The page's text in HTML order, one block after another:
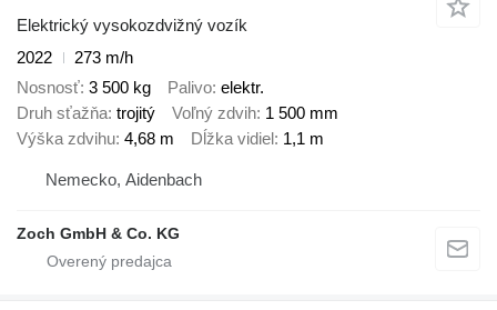
Elektrický vysokozdvižný vozík
2022
273 m/h
Nosnosť 3 500 kg Palivo elektr.
Druh sťažňa trojitý Voľný zdvih 1 500 mm
Výška zdvihu 4,68 m Dĺžka vidiel 1,1 m
Nemecko, Aidenbach
Zoch GmbH & Co. KG